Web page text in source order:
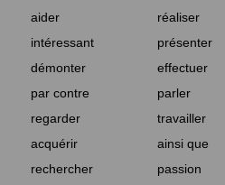
aider réaliser
intéressant présenter
démonter effectuer
par contre parler
regarder travailler
acquérir ainsi que
rechercher passion